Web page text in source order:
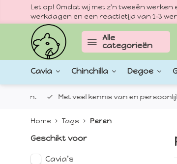
Let op! Omdat wij met z'n tweeën
werkdagen en een reactietijd van 1–3
Alle
categorieën
Cavia Chinchilla Degoe
Met veel kennis van en
Home Tags Peren
Geschikt voor
Cavia’s